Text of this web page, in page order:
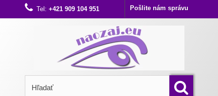
Pošlite nám správu
Tel: +421 909 104 951